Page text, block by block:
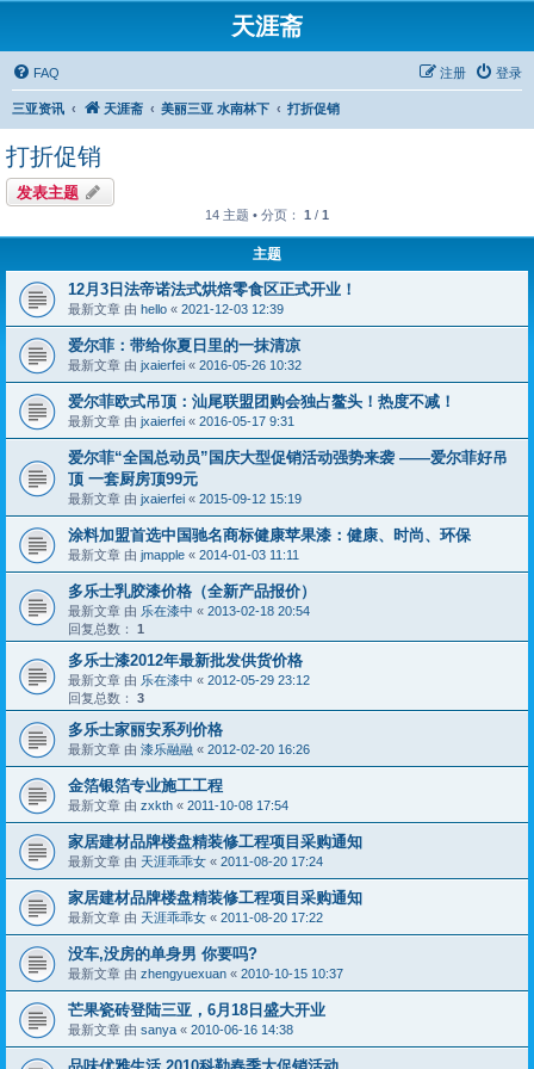
天涯斋
FAQ 登录
注册
三亚资讯 天涯斋 美丽三亚 水南林下 打折促销
打折促销
发表主题
14 主题 • 分页： 1 / 1
主题
12月3日法帝诺法式烘焙零食区正式开业！
最新文章 由 hello « 2021-12-03 12:39
爱尔菲：带给你夏日里的一抹清凉
最新文章 由 jxaierfei « 2016-05-26 10:32
爱尔菲欧式吊顶：汕尾联盟团购会独占鳌头！热度不减！
最新文章 由 jxaierfei « 2016-05-17 9:31
爱尔菲“全国总动员”国庆大型促销活动强势来袭 ——爱尔菲好吊
顶 一套厨房顶99元
最新文章 由 jxaierfei « 2015-09-12 15:19
涂料加盟首选中国驰名商标健康苹果漆：健康、时尚、环保
最新文章 由 jmapple « 2014-01-03 11:11
多乐士乳胶漆价格（全新产品报价）
最新文章 由 乐在漆中 « 2013-02-18 20:54
回复总数： 1
多乐士漆2012年最新批发供货价格
最新文章 由 乐在漆中 « 2012-05-29 23:12
回复总数： 3
多乐士家丽安系列价格
最新文章 由 漆乐融融 « 2012-02-20 16:26
金箔银箔专业施工工程
最新文章 由 zxkth « 2011-10-08 17:54
家居建材品牌楼盘精装修工程项目采购通知
最新文章 由 天涯乖乖女 « 2011-08-20 17:24
家居建材品牌楼盘精装修工程项目采购通知
最新文章 由 天涯乖乖女 « 2011-08-20 17:22
没车,没房的单身男 你要吗?
最新文章 由 zhengyuexuan « 2010-10-15 10:37
芒果瓷砖登陆三亚，6月18日盛大开业
最新文章 由 sanya « 2010-06-16 14:38